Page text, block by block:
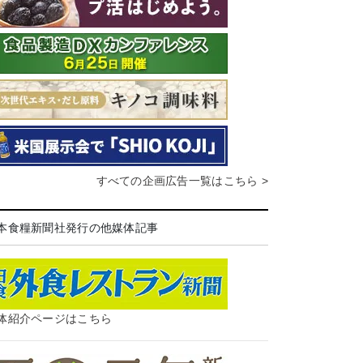
すべての企画広告一覧はこちら >
食糧新聞社発行の他媒体記事
紹介ページはこちら